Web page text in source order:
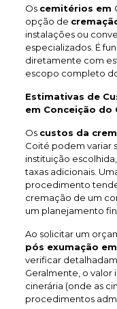
Os cemitérios em
opção de
instalações ou
especializados. É
diretamente com
escopo completo
Estimativas de
em Conceição do
Os custos da
Coité podem variar
instituição
taxas adicionais.
procedimento
cremação de um
um planejamento
Ao solicitar um
pós exumação
verificar
Geralmente, o valor
cinerária (onde as
procedimentos